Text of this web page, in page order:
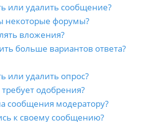
или удалить сообщение?
некоторые форумы?
вложения?
больше вариантов ответа?
или удалить опрос?
одобрения?
сообщения модератору?
к своему сообщению?